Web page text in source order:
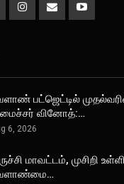
பட்ஜெட்டில்
வினோத்:…
6, 2026
மாவட்டம், முசிறி